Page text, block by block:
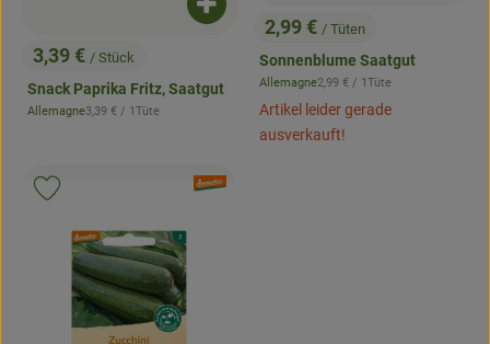
, Preis:
3,39 € / Stück
Snack Paprika Fritz, Saatgut
, Herkunft:
Allemagne, Referenzpreis:
3,39 € / 1Tüte
Produkt zum Warenkorb hinzufügen
, Preis:
2,99 € / Tüten
Sonnenblume Saatgut
, Herkunft:
Allemagne, Referenzpreis:
2,99 € / 1Tüte
Artikel leider gerade
ausverkauft!
, Verband:
.
Produkt zu Favouriten hinzufügen